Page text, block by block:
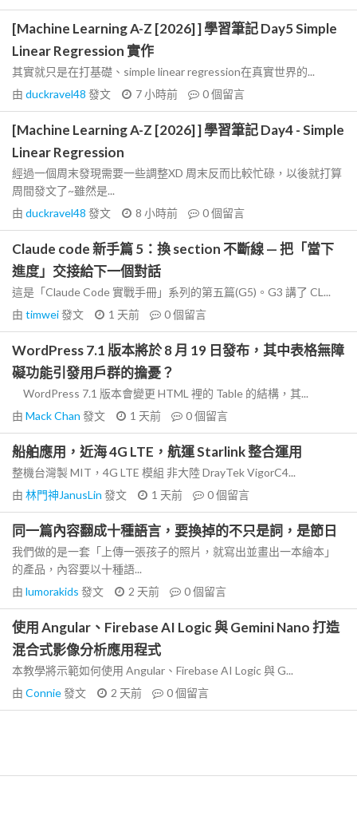
[Machine Learning A-Z [2026] ] 學習筆記 Day5 Simple
Linear Regression 實作
其實就只是在打基礎、simple linear regression在真實世界的...
由 duckravel48 發文 7 小時前 0個留言
[Machine Learning A-Z [2026] ] 學習筆記 Day4 - Simple
Linear Regression
經過一個周末發現需要一些調整XD 周末反而比較忙碌，以後就打算
周間發文了~雖然是...
由 duckravel48 發文 8 小時前 0個留言
Claude code 新手篇 5：換 section 不斷線 — 把「當下
進度」交接給下一個對話
這是「Claude Code 實戰手冊」系列的第五篇(G5)。G3 講了 CL...
由 timwei發文 1 天前 0個留言
WordPress 7.1 版本將於 8 月 19 日發布，其中表格無障
礙功能引發用戶群的擔憂？
WordPress 7.1 版本會變更 HTML 裡的 Table 的結構，其...
由 Mack Chan 發文 1 天前 0個留言
船舶應用，近海 4G LTE，航運 Starlink 整合運用
整機台灣製 MIT，4G LTE 模組 非大陸 DrayTek VigorC4...
由 林門神JanusLin 發文 1 天前 0個留言
同一篇內容翻成十種語言，要換掉的不只是詞，是節日
我們做的是一套「上傳一張孩子的照片，就寫出並畫出一本繪本」
的產品，內容要以十種語...
由 lumorakids 發文 2 天前 0個留言
使用 Angular、Firebase AI Logic 與 Gemini Nano 打造
混合式影像分析應用程式
本教學將示範如何使用 Angular、Firebase AI Logic 與 G...
由 Connie發文 2 天前 0個留言